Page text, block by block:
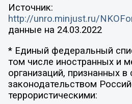
Источник:
http://unro.minjust.ru/
данные на 24.03.2022
* Единый федеральный
том числе иностранных и
организаций, признанных в
законодательством
террористическими: